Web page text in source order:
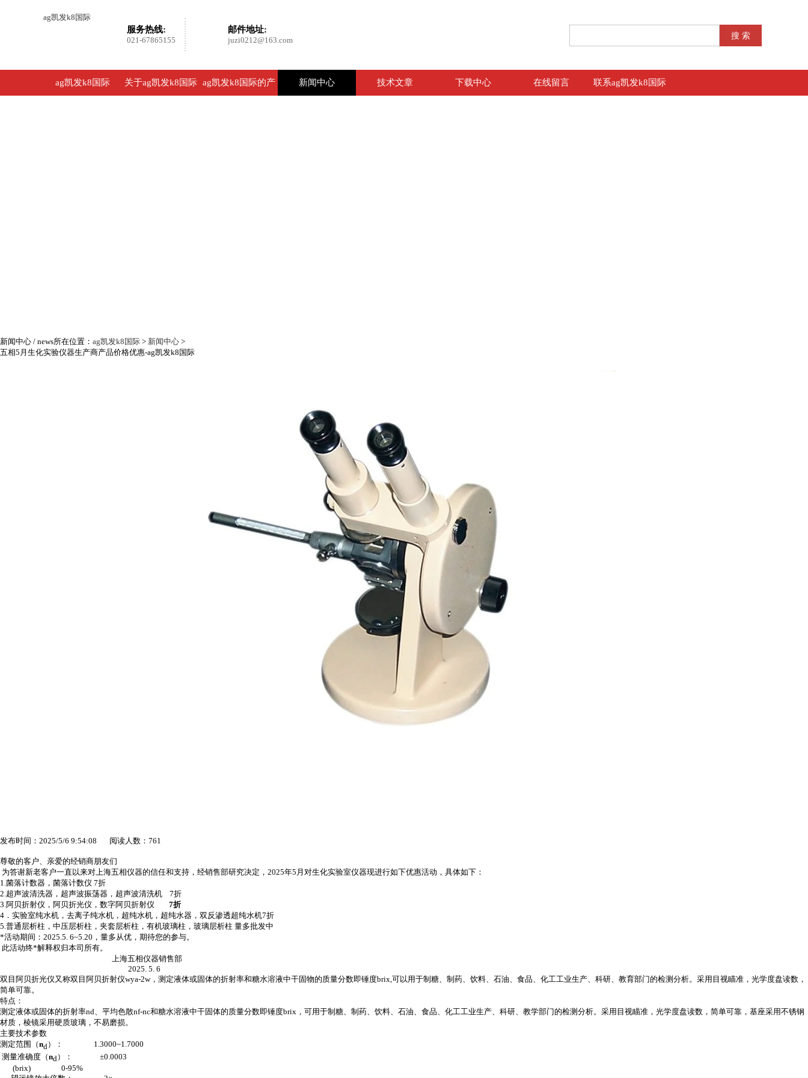
ag凯发k8国际
邮件地址:
juzi0212@163.com
服务热线:
021-67865155
ag凯发k8国际 关于ag凯发k8国际 ag凯发k8国际的产 新闻中心 技术文章 下载中心 在线留言 联系ag凯发k8国际
新闻中心 / news所在位置： ag凯发k8国际 > 新闻中心 >
五相5月生化实验仪器生产商产品价格优惠-ag凯发k8国际
发布时间：2025/5/6 9:54:08 阅读人数：761
尊敬的客户、亲爱的经销商朋友们
为答谢新老客户一直以来对上海五相仪器的信任和支持，经销售部研究决定， 2025年5 月对生化实验室仪器现进行如下优惠活动，具体如下：
1.菌落计数器，菌落计数仪 7折
2.超声波清洗器，超声波振荡器，超声波清洗机 7折
3.阿贝折射仪，阿贝折光仪，数字阿贝折射仪 7折
4 ．实验室纯水机，去离子纯水机，超纯水机，超纯水器，双反渗透超纯水机7折
5.普通层析柱，中压层析柱，夹套层析柱，有机玻璃柱，玻璃层析柱 量多批发中
*活动期间： 2025.5. 6~5.20 ，量多从优，期待您的参与。
此活动终*解释权归本司所有。
上海五相仪器销售部
2025. 5. 6
双目阿贝折光仪又称双目阿贝折射仪wya-2w， 测定液体或固体的折射率和糖水溶液中干固物的质量分数即锤度brix,可以用于制糖、制药、饮料、石油、食品、化工工业生产、科研、教育部门的检测分析。采用目视瞄准，光学度盘读数，
简单可靠。
特点：
测定液体或固体的折射率nd、平均色散nf-nc和糖水溶液中干固体的质量分数即锤度brix ，可用于制糖、制药、饮料、石油、食品、化工工业生产、科研、教学部门的检测分析。采用目视瞄准，光学度盘读数，简单可靠，基座采用不锈钢
材质，棱镜采用硬质玻璃，不易磨损。
主要技术参数
测定范围（nd ）：
1.3000~1.7000
测量准确度（nd）： ±0.0003
(brix) 0-95%